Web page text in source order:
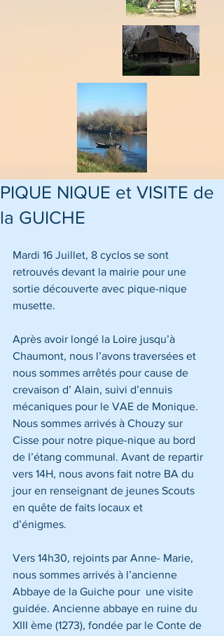
PIQUE NIQUE et VISITE de
la GUICHE
Mardi 16 Juillet, 8 cyclos se sont
retrouvés devant la mairie pour une
sortie découverte avec pique-nique
musette.
Après avoir longé la Loire jusqu’à
Chaumont, nous l’avons traversées et
nous sommes arrêtés pour cause de
crevaison d’ Alain, suivi d’ennuis
mécaniques pour le VAE de Monique.
Nous sommes arrivés à Chouzy sur
Cisse pour notre pique-nique au bord
de l’étang communal. Avant de repartir
vers 14H, nous avons fait notre BA du
jour en renseignant de jeunes Scouts
en quête de faits locaux et
d’énigmes.
Vers 14h30, rejoints par Anne- Marie,
nous sommes arrivés à l’ancienne
Abbaye de la Guiche pour  une visite
guidée. Ancienne abbaye en ruine du
XIII ème (1273), fondée par le Conte de